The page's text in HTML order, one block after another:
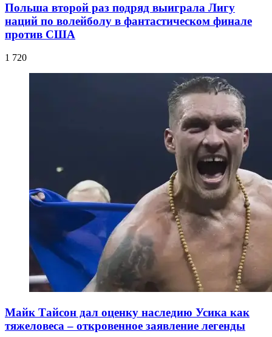
Польша второй раз подряд выиграла Лигу
наций по волейболу в фантастическом финале
против США
1 720
Майк Тайсон дал оценку наследию Усика как
тяжеловеса – откровенное заявление легенды